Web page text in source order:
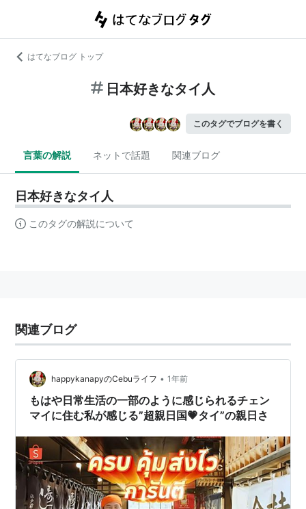
はてなブログ トップ
日本好きなタイ人
このタグでブログを書く
言葉の解説 ネットで話題 関連ブログ
日本好きなタイ人
このタグの解説について
関連ブログ
happykanapyのCebuライフ • 1年前
もはや日常生活の一部のように感じられるチェン
マイに住む私が感じる”超親日国💗タイ”の親日さ